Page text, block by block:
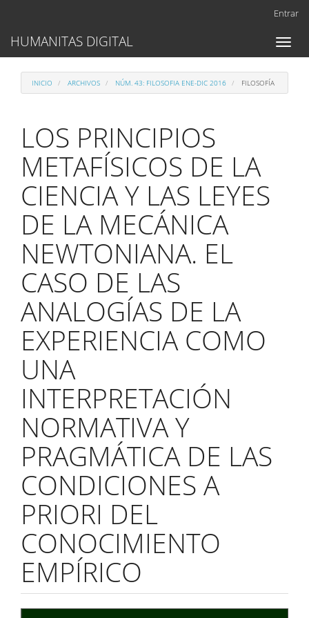
Contenido
principal
lateral
Entrar
Toggle
HUMANITAS DIGITAL
INICIO ARCHIVOS NÚM. 43: FILOSOFIA ENE-DIC 2016 FILOSOFÍA
LOS PRINCIPIOS
METAFÍSICOS DE LA
CIENCIA Y LAS LEYES
DE LA MECÁNICA
NEWTONIANA. EL
CASO DE LAS
ANALOGÍAS DE LA
EXPERIENCIA COMO
UNA
INTERPRETACIÓN
NORMATIVA Y
PRAGMÁTICA DE LAS
CONDICIONES A
PRIORI DEL
CONOCIMIENTO
EMPÍRICO